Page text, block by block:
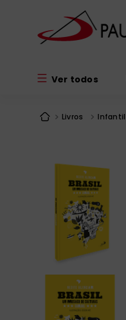
Ver todos
Livros Infantil